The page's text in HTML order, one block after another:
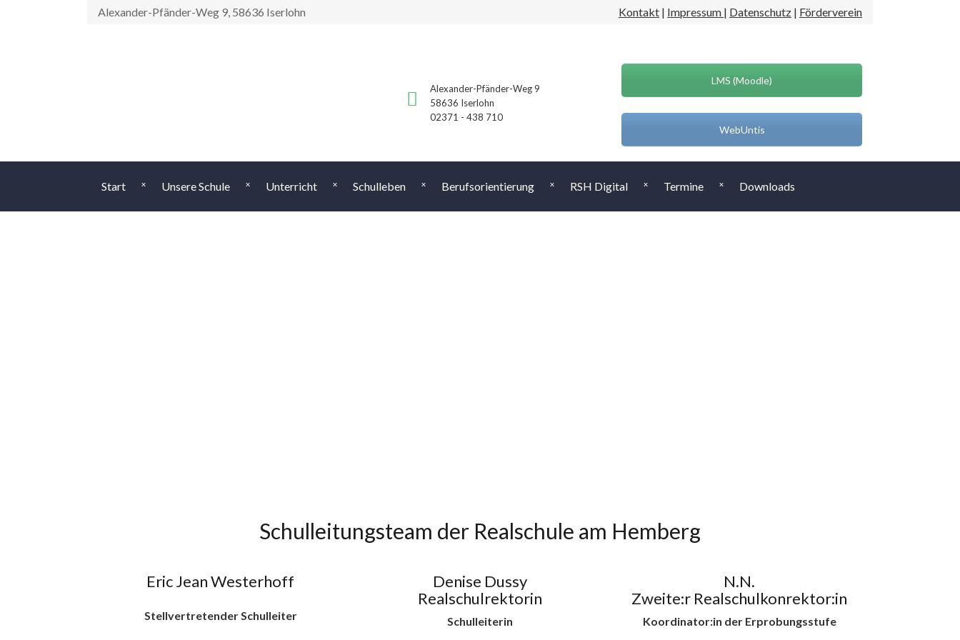
Alexander-Pfänder-Weg 9, 58636 Iserlohn Kontakt | Impressum | Datenschutz | Förderverein
Alexander-Pfänder-Weg 9
58636 Iserlohn
02371 - 438 710
LMS (Moodle)
WebUntis
Start Unsere Schule Unterricht Schulleben Berufsorientierung RSH Digital Termine Downloads
Schulleitungsteam der Realschule am Hemberg
Eric Jean Westerhoff
Stellvertretender Schulleiter
Denise Dussy
Realschulrektorin
Schulleiterin
N.N.
Zweite:r Realschulkonrektor:in
Koordinator:in der Erprobungsstufe